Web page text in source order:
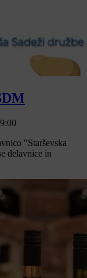
"Starševska
delavnice in